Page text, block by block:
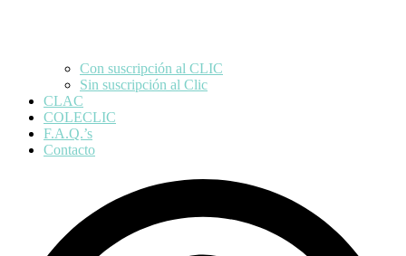
Con suscripción al CLIC
Sin suscripción al Clic
CLAC
COLECLIC
F.A.Q.’s
Contacto